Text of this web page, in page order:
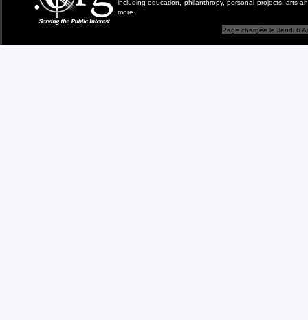
including education, philanthropy, personal projects, arts
more.
Page chargée le Jeudi 6